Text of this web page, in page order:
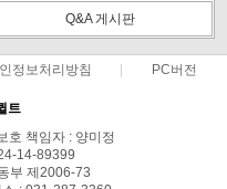
Q&A 게시판
정보처리방침 PC버전
트
호 책임자 : 양미정
14-89399
부 제2006-73